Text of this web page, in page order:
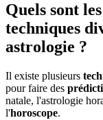
Quels sont
techniques
astrologie ?
Il existe plusieurs
pour faire des
natale, l'astrologie
l'horoscope.